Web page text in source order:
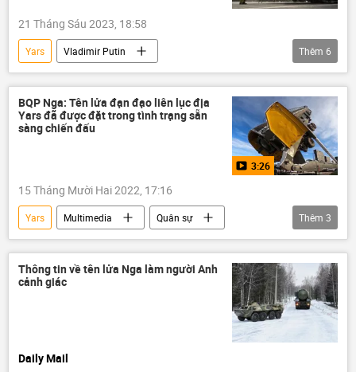
21 Tháng Sáu 2023, 18:58
Yars
Vladimir Putin
năng lượng hạt nhân
Nga
Thế giới
Quân sự
Quân đội Nga
an ninh
tên lửa Sarmat
Thêm 6
BQP Nga: Tên lửa đạn đạo liên lục địa
Yars đã được đặt trong tình trạng sẵn
sàng chiến đấu
3:26
15 Tháng Mười Hai 2022, 17:16
Yars Multimedia
Quân sự
Kaluga
Nga Video
Thêm 3
Thông tin về tên lửa Nga làm người Anh
cảnh giác
Daily Mail